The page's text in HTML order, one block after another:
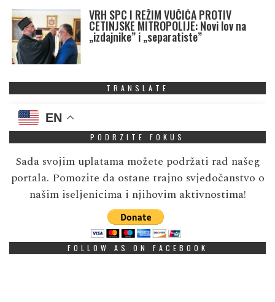
VRH SPC I REŽIM VUČIĆA PROTIV
CETINJSKE MITROPOLIJE: Novi lov na
„izdajnike” i „separatiste”
TRANSLATE
EN
PODRZITE FOKUS
Sada svojim uplatama možete podržati rad našeg
portala. Pomozite da ostane trajno svjedočanstvo o
našim iseljenicima i njihovim aktivnostima!
FOLLOW AS ON FACEBOOK